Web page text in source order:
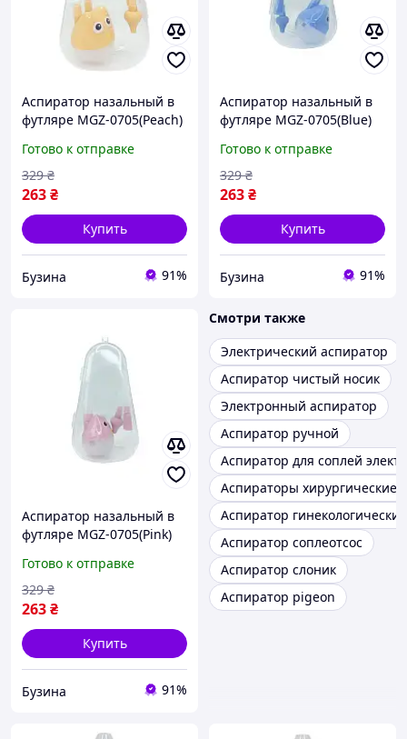
Аспиратор назальный в
футляре MGZ-0705(Peach)
Готово к отправке
263₴
329 ₴
Купить
Бузина 91%
Аспиратор назальный в
футляре MGZ-0705(Blue)
Готово к отправке
263₴
329 ₴
Купить
Бузина 91%
Аспиратор назальный в
футляре MGZ-0705(Pink)
Готово к отправке
263₴
329 ₴
Купить
Бузина 91%
Смотри также
Электрический аспиратор
Аспиратор чистый носик
Электронный аспиратор
Аспиратор ручной
Аспиратор для соплей
Аспираторы хирургические
Аспиратор гинекологический
Аспиратор соплеотсос
Аспиратор слоник
Аспиратор pigeon